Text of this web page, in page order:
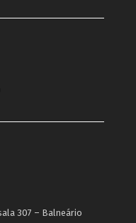
307 – Balneário